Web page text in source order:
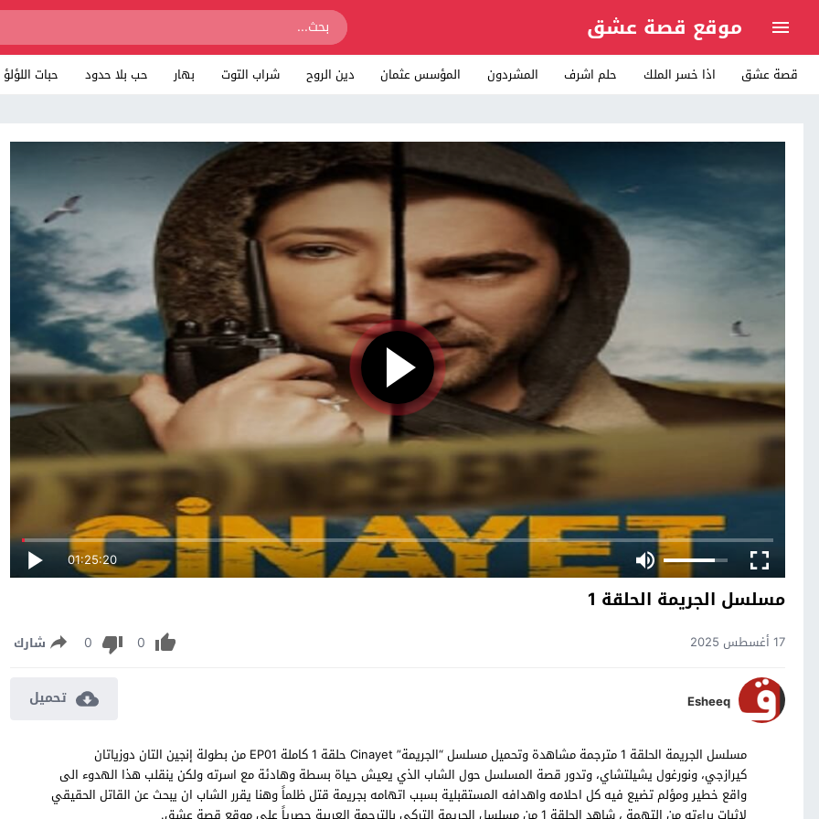
موقع قصة عشق
قصة عشق اذا خسر الملك حلم اشرف المشردون المؤسس عثمان دين الروح شراب التوت بهار حب بلا حدود حبات اللؤلؤ
01:25:20
مسلسل الجريمة الحلقة 1
17 أغسطس 2025 0
0 شارك
Esheeq تحميل
مسلسل الجريمة الحلقة 1 مترجمة مشاهدة وتحميل مسلسل “الجريمة” Cinayet حلقة 1 كاملة EP01 من بطولة إنجين التان دوزياتان
كيرازجي، ونورغول يشيلتشاي، وتدور قصة المسلسل حول الشاب الذي يعيش حياة بسطة وهادئة مع اسرته ولكن ينقلب هذا الهدوء الى
واقع خطير ومؤلم تضيع فيه كل احلامه واهدافه المستقبلية بسبب اتهامه بجريمة قتل ظلماً وهنا يقرر الشاب ان يبحث عن القاتل الحقيقي